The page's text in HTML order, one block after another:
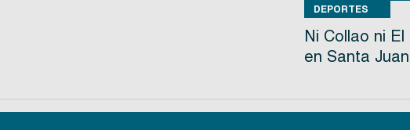
DEPORTES
Ni Collao ni
en Santa